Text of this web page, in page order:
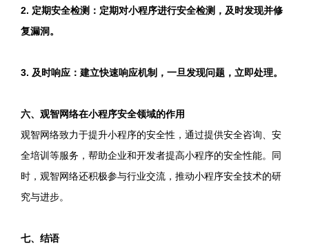
2. 定期安全检测：定期对小程序进行安全检测，及时发现并修
复漏洞。
3. 及时响应：建立快速响应机制，一旦发现问题，立即处理。
六、观智网络在小程序安全领域的作用
观智网络致力于提升小程序的安全性，通过提供安全咨询、安
全培训等服务，帮助企业和开发者提高小程序的安全性能。同
时，观智网络还积极参与行业交流，推动小程序安全技术的研
究与进步。
七、结语